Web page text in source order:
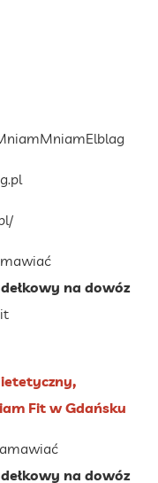
na dowóz
Fit w Gdańsku
na dowóz